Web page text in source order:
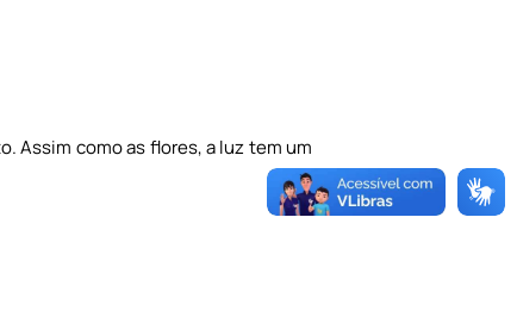
Assim como as flores, a luz tem um